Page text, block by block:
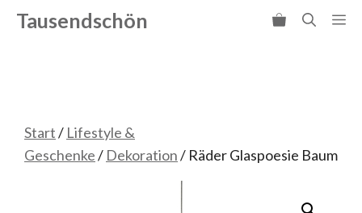
Zum
Inhalt
Tausendschön
Start/ Lifestyle &
Geschenke/ Dekoration/ Räder Glaspoesie Baum